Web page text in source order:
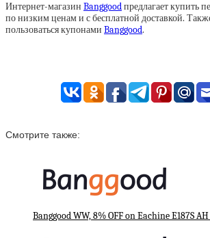
Интернет-магазин Banggoodпредлагает купить
по низким ценам и с бесплатной доставкой.
пользоваться купонами Banggood.
Смотрите также:
Banggood WW, 8% OFF on Eachine E187S AH